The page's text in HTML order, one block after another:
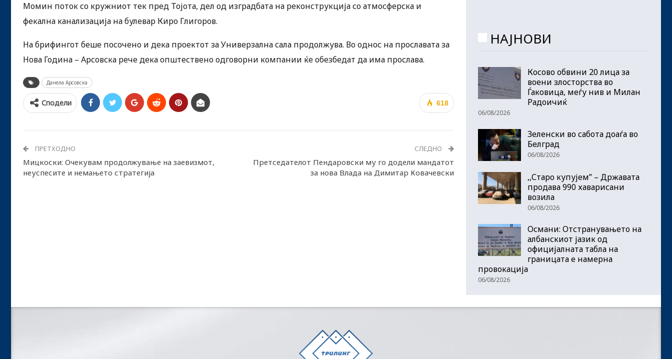
Момин поток со кружниот тек пред Тојота, дел од изградбата на реконструкција со атмосферска и
фекална канализација на булевар Киро Глигоров.
На брифингот беше посочено и дека проектот за Универзална сала продолжува. Во однос на прославата за
Нова Година – Арсовска рече дека општествено одговорни компании ќе обезбедат да има прослава.
Данела Арсовска
618
Сподели
ПРЕТХОДНО
Мицкоски: Очекувам продолжување на заевизмот,
неуспесите и немањето стратегија
СЛЕДНО
Претседателот Пендаровски му го додели мандатот
за нова Влада на Димитар Ковачевски
НАЈНОВИ
Косово обвини 20 лица за
воени злосторства во
Ѓаковица, меѓу нив и Милан
Радоичиќ
06/08/2026
Зеленски во сабота доаѓа во
Белград
06/08/2026
,,Старо купујем” – Државата
продава 990 хаварисани
возила
06/08/2026
Османи: Отстранувањето на
албанскиот јазик од
официјалната табла на
границата е намерна
провокација
06/08/2026